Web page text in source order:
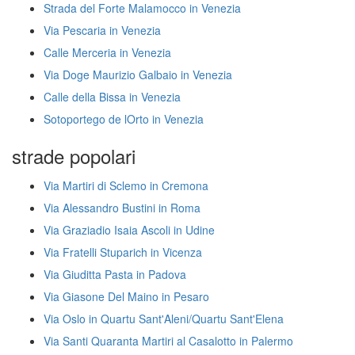
Strada del Forte Malamocco in Venezia
Via Pescaria in Venezia
Calle Merceria in Venezia
Via Doge Maurizio Galbaio in Venezia
Calle della Bissa in Venezia
Sotoportego de lOrto in Venezia
strade popolari
Via Martiri di Sclemo in Cremona
Via Alessandro Bustini in Roma
Via Graziadio Isaia Ascoli in Udine
Via Fratelli Stuparich in Vicenza
Via Giuditta Pasta in Padova
Via Giasone Del Maino in Pesaro
Via Oslo in Quartu Sant'Aleni/Quartu Sant'Elena
Via Santi Quaranta Martiri al Casalotto in Palermo